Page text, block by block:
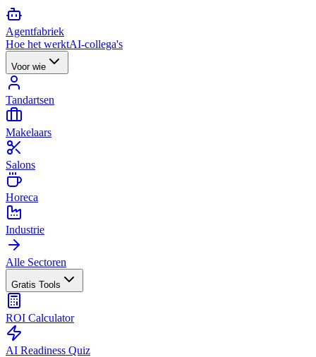
Agentfabriek
Hoe het werktAI-collega's
Voor wie
Tandartsen
Makelaars
Salons
Horeca
Industrie
Alle Sectoren
Gratis Tools
ROI Calculator
AI Readiness Quiz